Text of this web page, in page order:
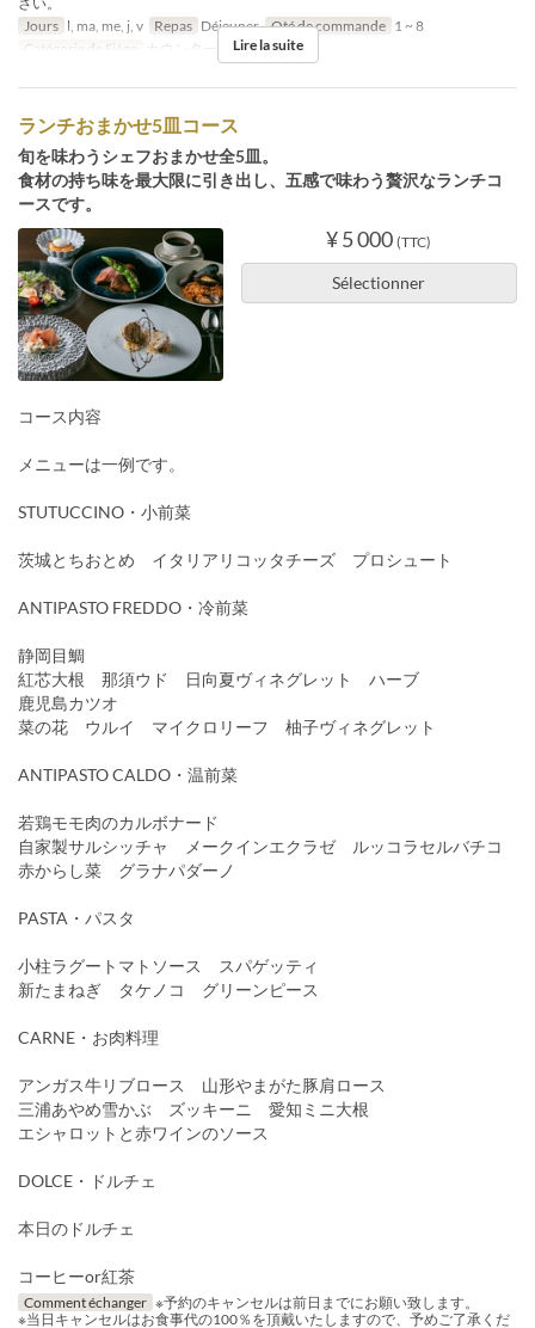
Jours l, ma, me, j, v Repas Déjeuner Qté de commande 1 ~ 8
Catégorie de Siège
カウンター, 個室Lire la suite
ランチおまかせ5皿コース
旬を味わうシェフおまかせ全5皿。
食材の持ち味を最大限に引き出し、五感で味わう贅沢なランチコ
ースです。
¥ 5 000 (TTC)
Sélectionner
コース内容
メニューは一例です。
STUTUCCINO・小前菜
茨城とちおとめ イタリアリコッタチーズ プロシュート
ANTIPASTO FREDDO・冷前菜
静岡目鯛
紅芯大根 那須ウド 日向夏ヴィネグレット ハーブ
鹿児島カツオ
菜の花 ウルイ マイクロリーフ 柚子ヴィネグレット
ANTIPASTO CALDO・温前菜
若鶏モモ肉のカルボナード
自家製サルシッチャ メークインエクラゼ ルッコラセルバチコ
赤からし菜 グラナパダーノ
PASTA・パスタ
小柱ラグートマトソース スパゲッティ
新たまねぎ タケノコ グリーンピース
CARNE・お肉料理
アンガス牛リブロース 山形やまがた豚肩ロース
三浦あやめ雪かぶ ズッキーニ 愛知ミニ大根
エシャロットと赤ワインのソース
DOLCE・ドルチェ
本日のドルチェ
コーヒーor紅茶
Comment échanger ※予約のキャンセルは前日までにお願い致します。
※当日キャンセルはお食事代の100％を頂戴いたしますので、予めご了承くだ